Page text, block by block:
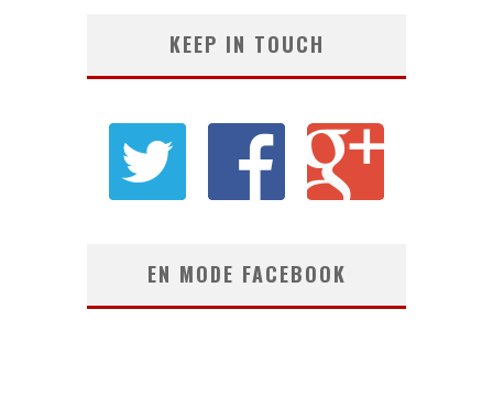
KEEP IN TOUCH
EN MODE FACEBOOK